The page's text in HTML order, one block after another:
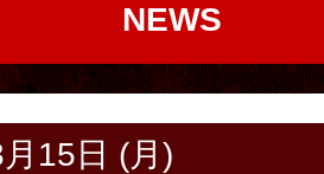
NEWS
15日 (月)